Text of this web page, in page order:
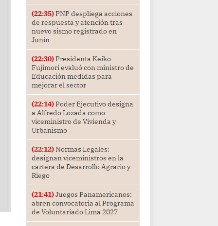
(22:35)PNP despliega acciones
de respuesta y atención tras
nuevo sismo registrado en
Junín
(22:30)Presidenta Keiko
Fujimori evaluó con ministro de
Educación medidas para
mejorar el sector
(22:14)Poder Ejecutivo designa
a Alfredo Lozada como
viceministro de Vivienda y
Urbanismo
(22:12)Normas Legales:
designan viceministros en la
cartera de Desarrollo Agrario y
Riego
(21:41)Juegos Panamericanos:
abren convocatoria al Programa
de Voluntariado Lima 2027